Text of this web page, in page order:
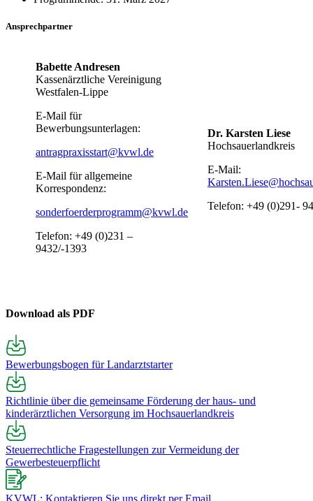
Ansprechpartner
Babette Andresen
Kassenärztliche Vereinigung
Westfalen-Lippe
E-Mail für
Bewerbungsunterlagen:
antragpraxisstart@kvwl.de
E-Mail für allgemeine
Korrespondenz:
sonderfoerderprogramm@kvwl.de
Telefon: +49 (0)231 –
9432/-1393
Dr. Karsten Liese
Hochsauerlandkreis
E-Mail:
Telefon: +49 (0)291-
Download als PDF
Bewerbungsbogen für Landarztstarter
Richtlinie über die gemeinsame Förderung der haus- und
kinderärztlichen Versorgung im Hochsauerlandkreis
Steuerrechtliche Fragestellungen zur Vermeidung der
Gewerbesteuerpflicht
KVWL: Kontaktieren Sie uns direkt per Email